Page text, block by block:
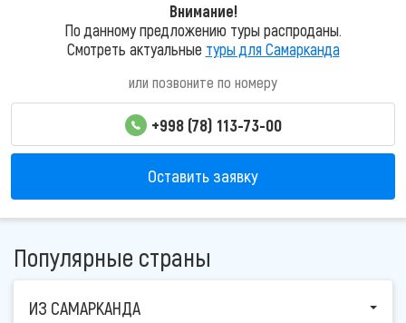
Внимание!
По данному предложению туры распроданы.
Смотреть актуальные туры для Самарканда
или позвоните по номеру
+998 (78) 113-73-00
Оставить заявку
Популярные страны
ИЗ САМАРКАНДА